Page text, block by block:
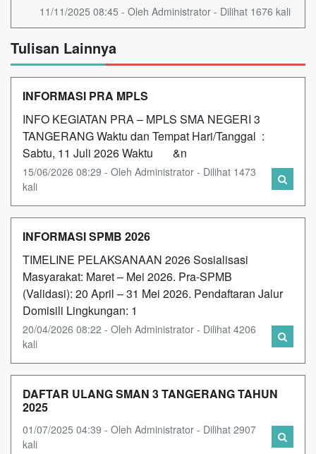
11/11/2025 08:45 - Oleh Administrator - Dilihat 1676 kali
Tulisan Lainnya
INFORMASI PRA MPLS
INFO KEGIATAN PRA – MPLS SMA NEGERI 3
TANGERANG Waktu dan Tempat Hari/Tanggal :
Sabtu, 11 Juli 2026 Waktu &n
15/06/2026 08:29 - Oleh Administrator - Dilihat 1473
kali
INFORMASI SPMB 2026
TIMELINE PELAKSANAAN 2026 Sosialisasi
Masyarakat: Maret – Mei 2026. Pra-SPMB
(Validasi): 20 April – 31 Mei 2026. Pendaftaran Jalur
Domisili Lingkungan: 1
20/04/2026 08:22 - Oleh Administrator - Dilihat 4206
kali
DAFTAR ULANG SMAN 3 TANGERANG TAHUN
2025
01/07/2025 04:39 - Oleh Administrator - Dilihat 2907
kali